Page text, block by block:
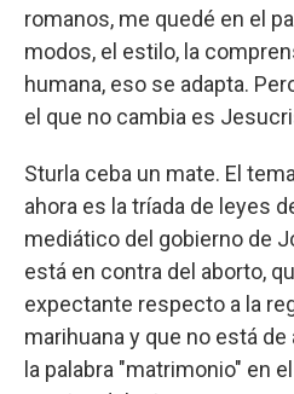
romanos, me quedé en el
modos, el estilo, la
humana, eso se adapta.
el que no cambia es
Sturla ceba un mate. El
ahora es la tríada de leyes
mediático del gobierno de
está en contra del aborto,
expectante respecto a la
marihuana y que no está
la palabra "matrimonio" en